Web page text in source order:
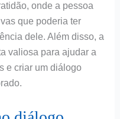
onde a pessoa
que poderia ter
dele. Além disso, a
valiosa para ajudar a
e criar um diálogo